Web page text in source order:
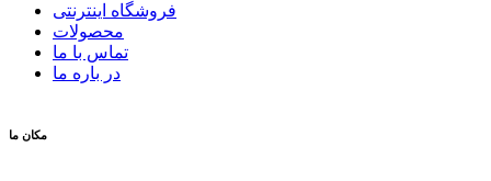
فروشگاه اینترنتی
محصولات
تماس با ما
در باره ما
مکان ما